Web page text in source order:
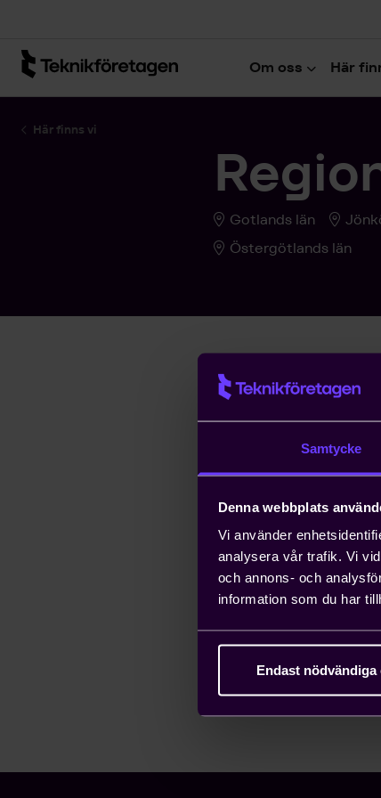
Samtycke
Denna webbplats
Vi använder
analysera vår trafik. Vi
och annons- och
information som du har
Endast nödvändiga
Om oss Här
Här finns vi
Gotlands län
Östergötlands län
Linköping
Växjö